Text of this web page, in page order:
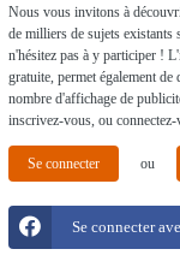
Nous vous invitons à
de milliers de sujets
n'hésitez pas à y participer !
gratuite, permet également de
nombre d'affichage de
inscrivez-vous, ou connectez-
Se connecter ou
Se connecter